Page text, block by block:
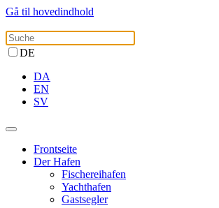
Gå til hovedindhold
DE
DA
EN
SV
Frontseite
Der Hafen
Fischereihafen
Yachthafen
Gastsegler